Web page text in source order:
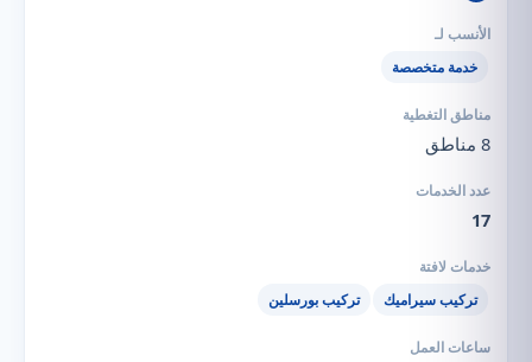
خدمة متخصصة
8 مناطق
17
تركيب سيراميك تركيب بورسلين